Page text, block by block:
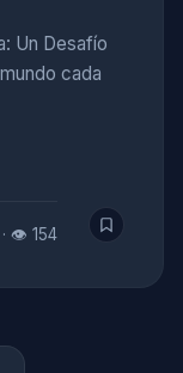
Un Desafío
cada
· 👁 154